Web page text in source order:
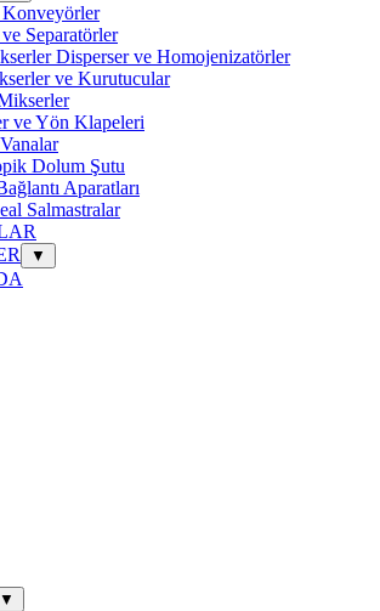
Separatörler
Disperser ve Homojenizatörler
ve Kurutucular
ve Yön Klapeleri
Dolum Şutu
Aparatları
Salmastralar
▼
▼